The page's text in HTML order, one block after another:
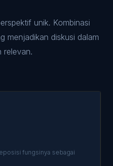
unik. Kombinasi
menjadikan diskusi dalam
relevan.
fungsinya sebagai